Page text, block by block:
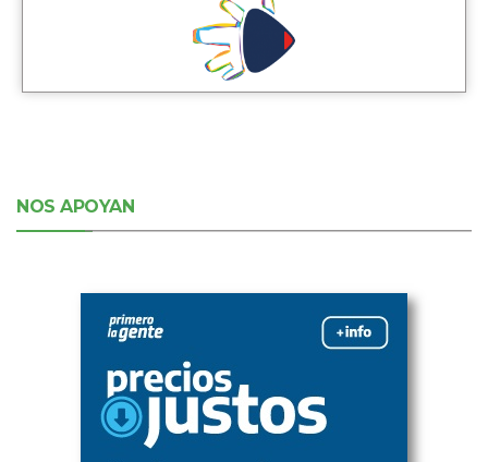
NOS APOYAN